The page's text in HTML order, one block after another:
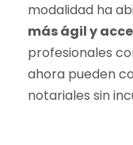
modalidad ha
más ágil y
profesionales
ahora pueden
notariales sin